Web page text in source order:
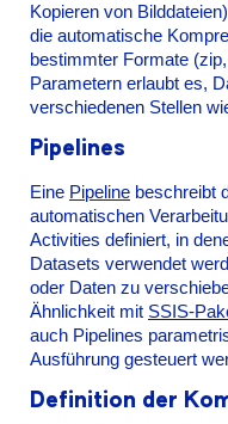
Kopieren von
die automatische
bestimmter Formate
Parametern erlaubt es,
verschiedenen Stellen
Pipelines
Eine Pipeline beschreibt
automatischen
Activities definiert, in
Datasets verwendet
oder Daten zu
Ähnlichkeit mit SSIS-
auch Pipelines
Ausführung gesteuert
Definition der